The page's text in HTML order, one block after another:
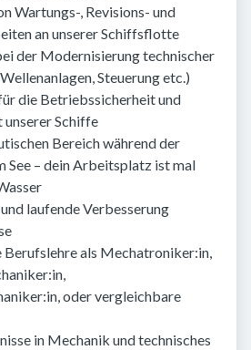
Wartungs-, Revisions- und
an unserer Schiffsflotte
der Modernisierung technischer
Steuerung etc.)
die Betriebssicherheit und
Schiffe
Bereich während der
See – dein Arbeitsplatz ist mal
laufende Verbesserung
Berufslehre als Mechatroniker:in,
oder vergleichbare
in Mechanik und technisches